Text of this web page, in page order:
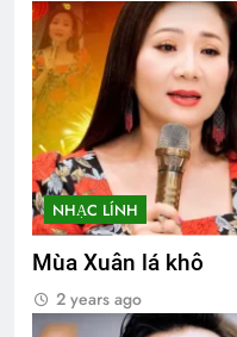
NHẠC LÍNH
Mùa Xuân lá khô
2 years ago